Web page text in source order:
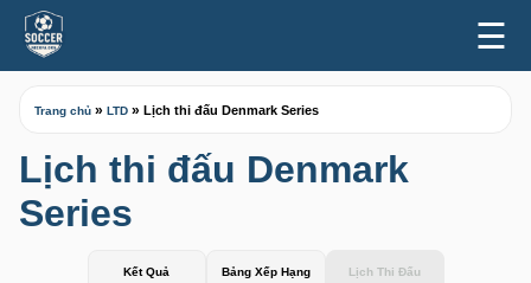
☰
Trang chủ » LTD » Lịch thi đấu Denmark Series
Lịch thi đấu Denmark
Series
Kết Quả Bảng Xếp Hạng Lịch Thi Đấu